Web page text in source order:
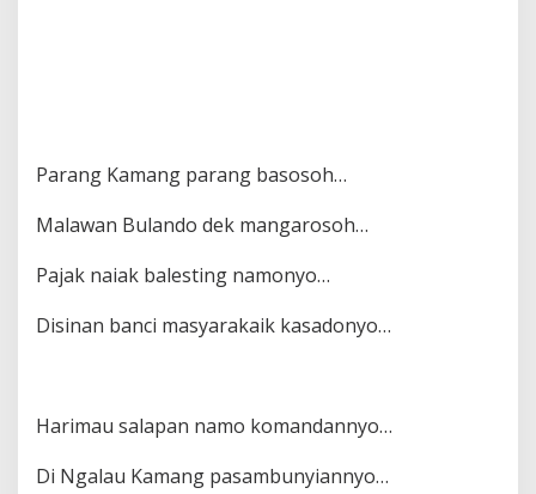
Parang Kamang parang basosoh…
Malawan Bulando dek mangarosoh…
Pajak naiak balesting namonyo…
Disinan banci masyarakaik kasadonyo…
Harimau salapan namo komandannyo…
Di Ngalau Kamang pasambunyiannyo…